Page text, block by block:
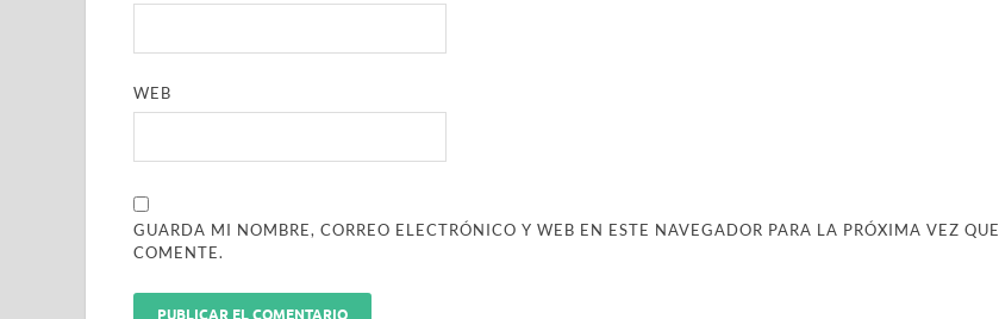
WEB
GUARDA MI NOMBRE, CORREO ELECTRÓNICO Y WEB EN ESTE NAVEGADOR PARA LA PRÓXIMA VEZ QUE
COMENTE.